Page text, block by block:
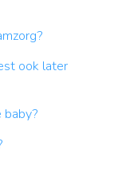
ook later